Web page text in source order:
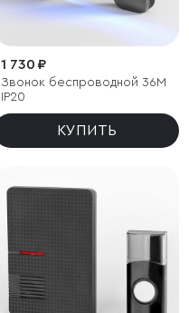
1 730 ₽
Звонок беспроводной 36M
IP20
КУПИТЬ